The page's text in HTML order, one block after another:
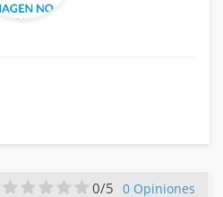
0/5 0 Opiniones